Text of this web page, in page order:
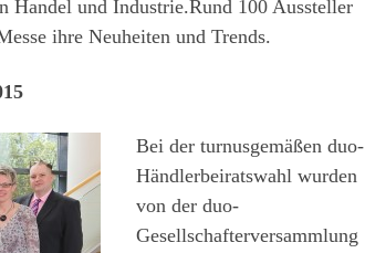
Handel und Industrie.Rund 100 Aussteller
ihre Neuheiten und Trends.
Bei der turnusgemäßen duo-
Händlerbeiratswahl wurden
von der duo-
Gesellschafterversammlung